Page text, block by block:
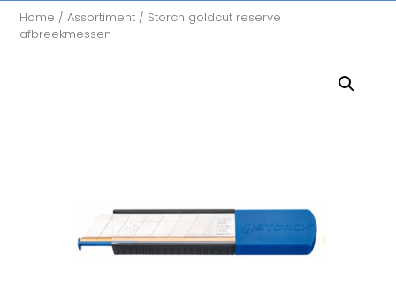
Home /Assortiment / Storch goldcut reserve
afbreekmessen